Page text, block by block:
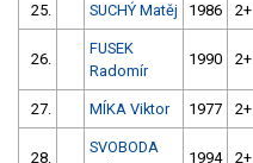
25. SUCHÝ Matěj 1986 2+
26.
FUSEK
Radomír
1990 2+
27. MÍKA Viktor 1977 2+
28.
SVOBODA
1994 2+